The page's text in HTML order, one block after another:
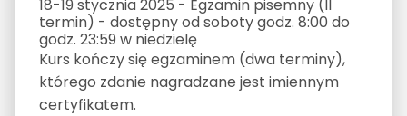
18-19 stycznia 2025 - Egzamin pisemny (II
termin) - dostępny od soboty godz. 8:00 do
godz. 23:59 w niedzielę
Kurs kończy się egzaminem (dwa terminy),
którego zdanie nagradzane jest imiennym
certyfikatem.